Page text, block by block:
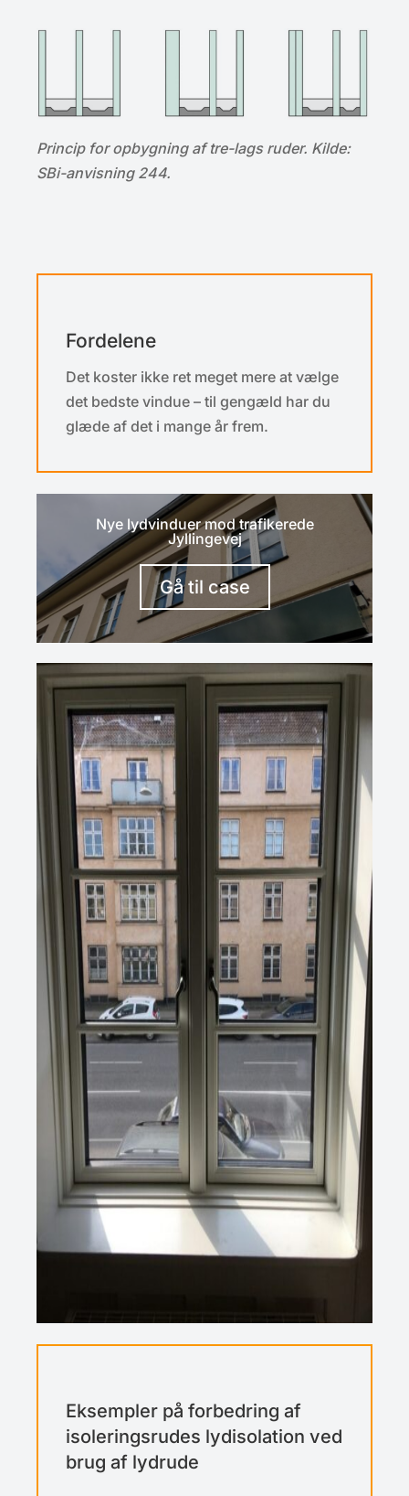
Princip for opbygning af tre-lags ruder. Kilde:
SBi-anvisning 244.
Fordelene
Det koster ikke ret meget mere at vælge
det bedste vindue – til gengæld har du
glæde af det i mange år frem.
Nye lydvinduer mod trafikerede
Jyllingevej
Gå til case
Eksempler på forbedring af
isoleringsrudes lydisolation ved
brug af lydrude